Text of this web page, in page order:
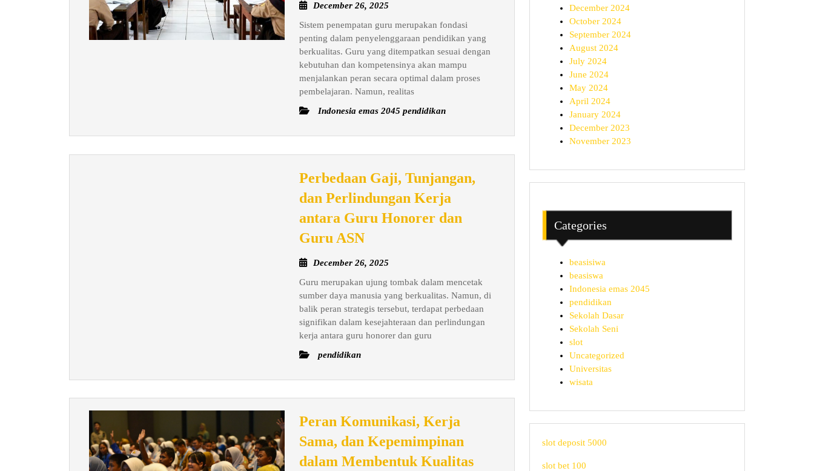
Menjawab
Nyata
December 26, 2025
Sistem penempatan guru merupakan fondasi
penting dalam penyelenggaraan pendidikan yang
berkualitas. Guru yang ditempatkan sesuai dengan
kebutuhan dan kompetensinya akan mampu
menjalankan peran secara optimal dalam proses
pembelajaran. Namun, realitas
Indonesia emas 2045 pendidikan
Perbedaan Gaji, Tunjangan,
dan Perlindungan Kerja
antara Guru Honorer dan
Guru ASNPerbedaan
Tunjangan,
dan
Perlindungan
Kerja
antara
ASN
December 26, 2025
2025
Guru merupakan ujung tombak dalam mencetak
sumber daya manusia yang berkualitas. Namun, di
balik peran strategis tersebut, terdapat perbedaan
signifikan dalam kesejahteraan dan perlindungan
kerja antara guru honorer dan guru
pendidikan
Peran Komunikasi, Kerja
Sama, dan Kepemimpinan
dalam Membentuk Kualitas
December 2024
October 2024
September 2024
August 2024
July 2024
June 2024
May 2024
April 2024
January 2024
December 2023
November 2023
Categories
beasisiwa
beasiswa
Indonesia emas 2045
pendidikan
Sekolah Dasar
Sekolah Seni
slot
Uncategorized
Universitas
wisata
slot deposit 5000
slot bet 100